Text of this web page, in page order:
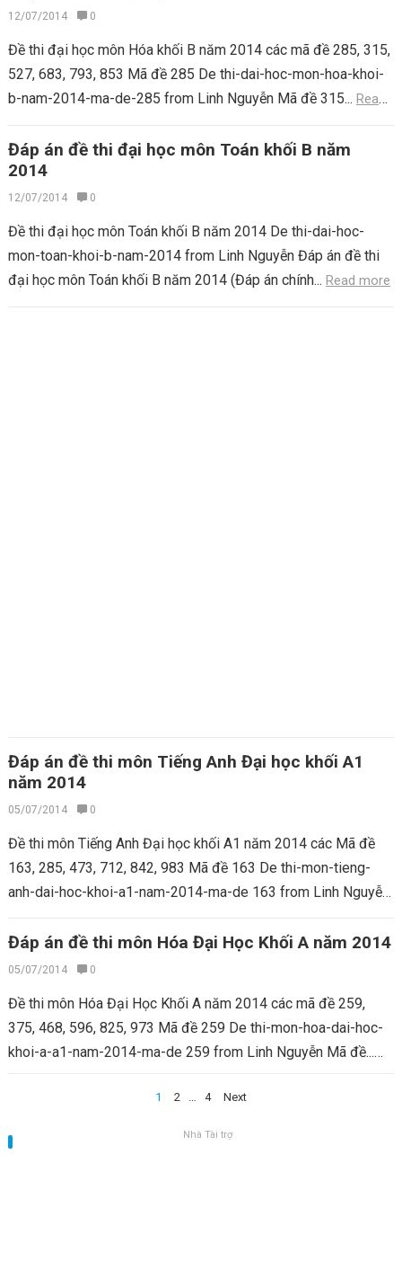
12/07/2014 0
Đề thi đại học môn Hóa khối B năm 2014 các mã đề 285, 315,
527, 683, 793, 853 Mã đề 285 De thi-dai-hoc-mon-hoa-khoi-
b-nam-2014-ma-de-285 from Linh Nguyễn Mã đề 315... Read
Đáp án đề thi đại học môn Toán khối B năm
2014
12/07/2014 0
Đề thi đại học môn Toán khối B năm 2014 De thi-dai-hoc-
mon-toan-khoi-b-nam-2014 from Linh Nguyễn Đáp án đề thi
đại học môn Toán khối B năm 2014 (Đáp án chính... Read more
Đáp án đề thi môn Tiếng Anh Đại học khối A1
năm 2014
05/07/2014 0
Đề thi môn Tiếng Anh Đại học khối A1 năm 2014 các Mã đề
163, 285, 473, 712, 842, 983 Mã đề 163 De thi-mon-tieng-
anh-dai-hoc-khoi-a1-nam-2014-ma-de 163 from Linh Nguyễn
Đáp án đề thi môn Hóa Đại Học Khối A năm 2014
05/07/2014 0
Đề thi môn Hóa Đại Học Khối A năm 2014 các mã đề 259,
375, 468, 596, 825, 973 Mã đề 259 De thi-mon-hoa-dai-hoc-
khoi-a-a1-nam-2014-ma-de 259 from Linh Nguyễn Mã đề...
bài
1 2 … 4 Next
Nhà Tài trợ